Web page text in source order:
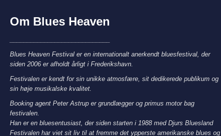
Om Blues Heaven
Blues Heaven Festival er en internationalt anerkendt bluesfestival, der
siden 2006 er afholdt årligt i Frederikshavn.
Festivalen er kendt for sin unikke atmosfære, sit dedikerede publikum og
sin høje musikalske kvalitet.
Booking agent Peter Astrup er grundlægger og primus motor bag
festivalen.
Han er en bluesentusiast, der siden starten i 1988 med Djurs Bluesland
Festivalen har viet sit liv til at fremme det ypperste amerikanske blues og